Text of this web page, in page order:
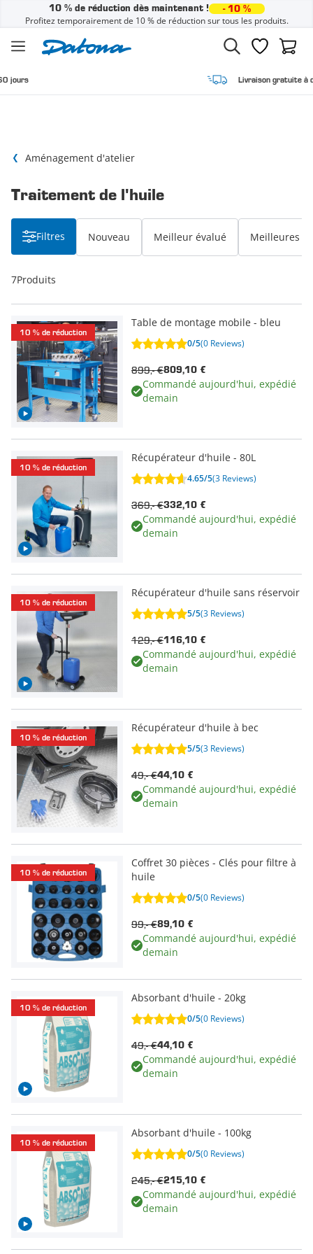
10 % de réduction dès maintenant ! - 10 %
Profitez temporairement de 10 % de réduction sur tous les produits.
Liste dePanier
Livraison gratuite à domicile
Aménagement d'atelier
Traitement de l'huile
Filtres Nouveau Meilleur évalué Meilleures
7Produits
10 % de réduction
Table de montage mobile - bleu
0/5(0 Reviews)
809,10 €
899,- €
Commandé aujourd'hui, expédié
demain
10 % de réduction
Récupérateur d'huile - 80L
4.65/5(3 Reviews)
332,10 €
369,- €
Commandé aujourd'hui, expédié
demain
10 % de réduction
Récupérateur d'huile sans réservoir
5/5(3 Reviews)
116,10 €
129,- €
Commandé aujourd'hui, expédié
demain
10 % de réduction
Récupérateur d'huile à bec
5/5(3 Reviews)
44,10 €
49,- €
Commandé aujourd'hui, expédié
demain
10 % de réduction
Coffret 30 pièces - Clés pour filtre à
huile
0/5(0 Reviews)
89,10 €
99,- €
Commandé aujourd'hui, expédié
demain
10 % de réduction
Absorbant d'huile - 20kg
0/5(0 Reviews)
44,10 €
49,- €
Commandé aujourd'hui, expédié
demain
10 % de réduction
Absorbant d'huile - 100kg
0/5(0 Reviews)
215,10 €
245,- €
Commandé aujourd'hui, expédié
demain